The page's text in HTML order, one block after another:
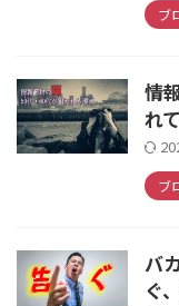
ブ
情
れ
ブ
バ
ぐ